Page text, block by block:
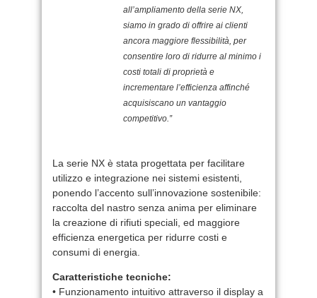
all’ampliamento della serie NX,
siamo in grado di offrire ai clienti
ancora maggiore flessibilità, per
consentire loro di ridurre al minimo i
costi totali di proprietà e
incrementare l’efficienza affinché
acquisiscano un vantaggio
competitivo.”
La serie NX è stata progettata per facilitare
utilizzo e integrazione nei sistemi esistenti,
ponendo l’accento sull’innovazione sostenibile:
raccolta del nastro senza anima per eliminare
la creazione di rifiuti speciali, ed maggiore
efficienza energetica per ridurre costi e
consumi di energia.
Caratteristiche tecniche:
• Funzionamento intuitivo attraverso il display a